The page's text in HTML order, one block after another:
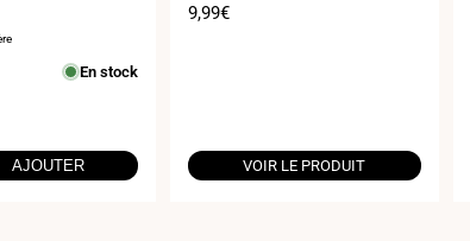
En stock
AJOUTER
Prix
9,99€
VOIR LE PRODUIT